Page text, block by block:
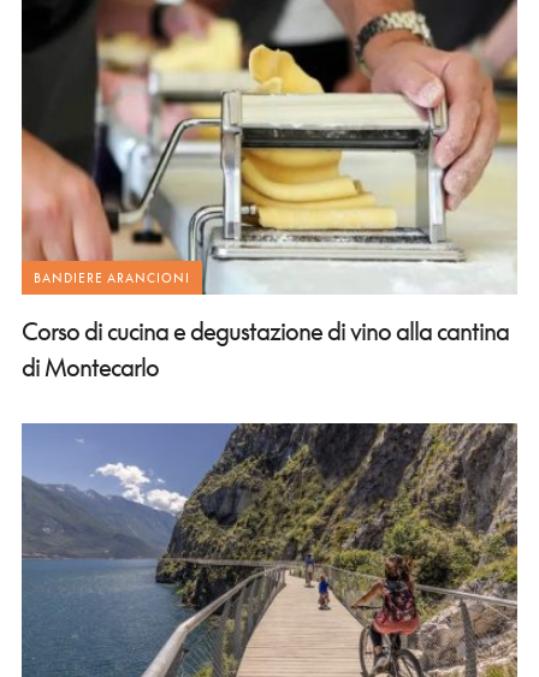
BANDIERE ARANCIONI
Corso di cucina e degustazione di vino alla cantina
di Montecarlo